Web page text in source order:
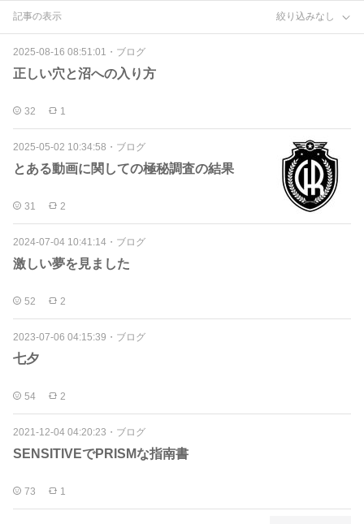
記事の表示 絞り込みなし
2025-08-16 08:51:01 ・ ブログ
正しい穴と沼への入り方
32 1
2025-05-02 10:34:58 ・ ブログ
とある動画に関しての極秘調査の結果
31 2
2024-07-04 10:41:14 ・ ブログ
激しい夢を見ました
52 2
2023-07-06 04:15:39 ・ ブログ
七夕
54 2
2021-12-04 04:20:23 ・ ブログ
SENSITIVEでPRISMな指南書
73 1